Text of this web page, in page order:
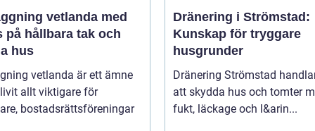
vetlanda med
på hållbara tak och
hus
vetlanda är ett ämne
allt viktigare för
bostadsrättsföreningar
Dränering i Strömstad:
Kunskap för tryggare
husgrunder
Dränering Strömstad
att skydda hus och tomter
fukt, läckage och l&arin...